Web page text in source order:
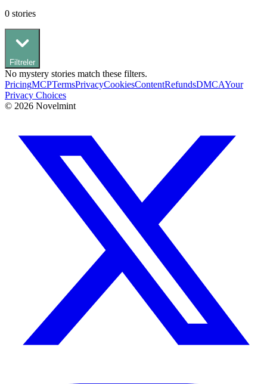
0 stories
Filtreler
No mystery stories match these filters.
PricingMCPTermsPrivacyCookiesContentRefundsDMCAYour
Privacy Choices
© 2026 Novelmint